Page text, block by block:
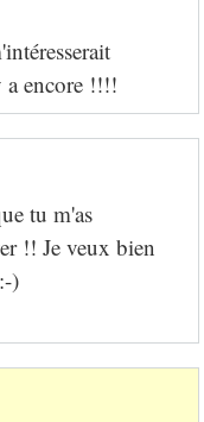
encore !!!!
tu m'as
!! Je veux bien
)